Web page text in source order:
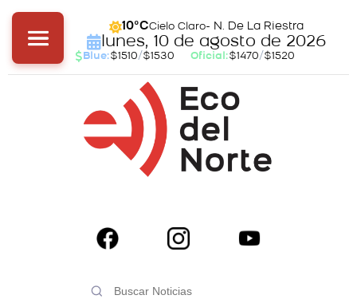
10°CCielo Claro- N. De La Riestra
lunes, 10 de agosto de 2026
Blue:$1510/$1530 Oficial:$1470/$1520